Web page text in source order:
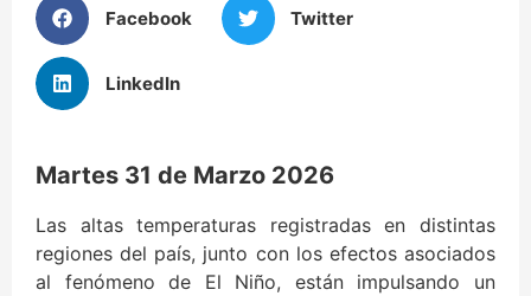
Facebook Twitter
LinkedIn
Martes 31 de Marzo 2026
Las altas temperaturas registradas en distintas
regiones del país, junto con los efectos asociados
al fenómeno de El Niño, están impulsando un